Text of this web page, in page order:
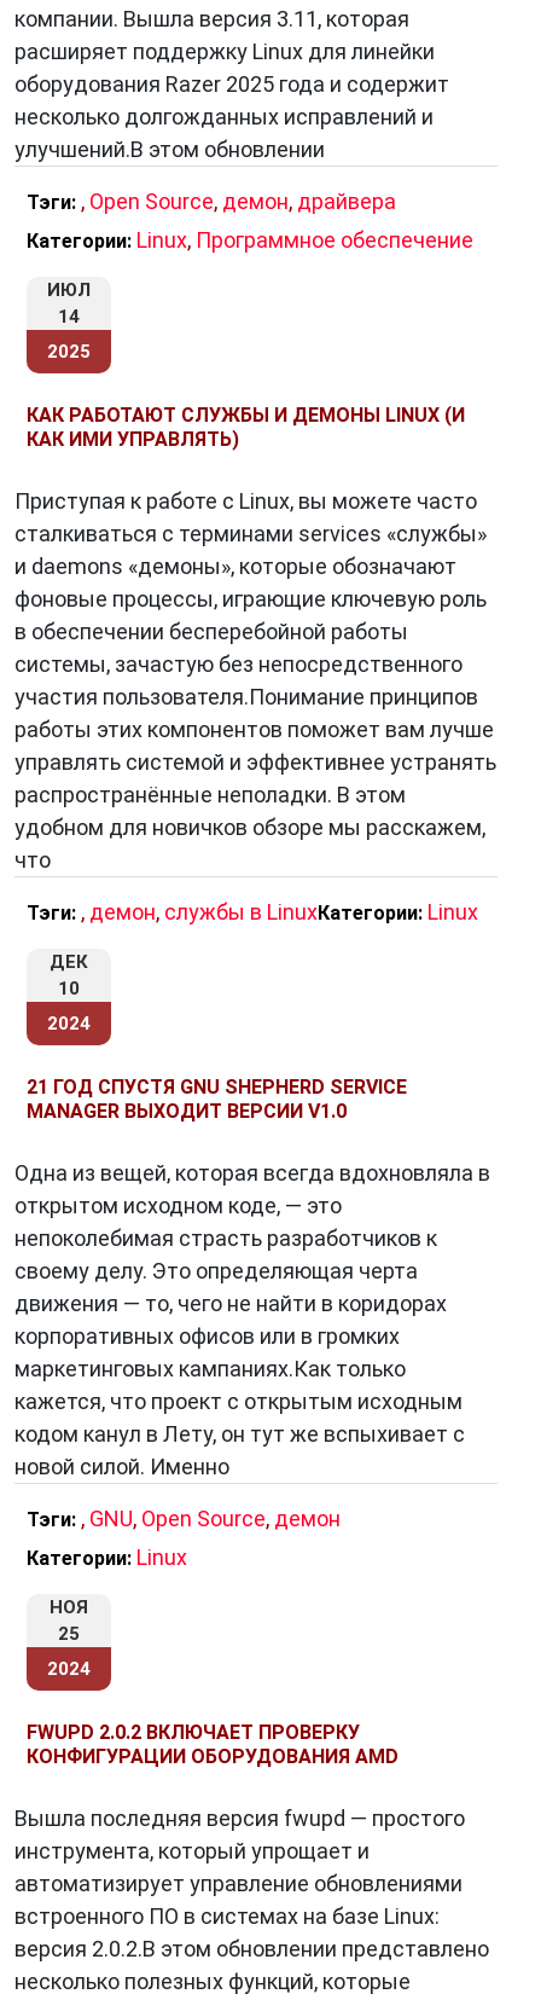
компании. Вышла версия 3.11, которая
расширяет поддержку Linux для линейки
оборудования Razer 2025 года и содержит
несколько долгожданных исправлений и
улучшений.В этом обновлении
Тэги: , Open Source, демон, драйвера
Категории: Linux, Программное обеспечение
ИЮЛ
14
2025
КАК РАБОТАЮТ СЛУЖБЫ И ДЕМОНЫ LINUX (И
КАК ИМИ УПРАВЛЯТЬ)
Приступая к работе с Linux, вы можете часто
сталкиваться с терминами services «службы»
и daemons «демоны», которые обозначают
фоновые процессы, играющие ключевую роль
в обеспечении бесперебойной работы
системы, зачастую без непосредственного
участия пользователя.Понимание принципов
работы этих компонентов поможет вам лучше
управлять системой и эффективнее устранять
распространённые неполадки. В этом
удобном для новичков обзоре мы расскажем,
что
Тэги: , демон, службы в LinuxКатегории: Linux
ДЕК
10
2024
21 ГОД СПУСТЯ GNU SHEPHERD SERVICE
MANAGER ВЫХОДИТ ВЕРСИИ V1.0
Одна из вещей, которая всегда вдохновляла в
открытом исходном коде, — это
непоколебимая страсть разработчиков к
своему делу. Это определяющая черта
движения — то, чего не найти в коридорах
корпоративных офисов или в громких
маркетинговых кампаниях.Как только
кажется, что проект с открытым исходным
кодом канул в Лету, он тут же вспыхивает с
новой силой. Именно
Тэги: , GNU, Open Source, демон
Категории: Linux
НОЯ
25
2024
FWUPD 2.0.2 ВКЛЮЧАЕТ ПРОВЕРКУ
КОНФИГУРАЦИИ ОБОРУДОВАНИЯ AMD
Вышла последняя версия fwupd — простого
инструмента, который упрощает и
автоматизирует управление обновлениями
встроенного ПО в системах на базе Linux:
версия 2.0.2.В этом обновлении представлено
несколько полезных функций, которые